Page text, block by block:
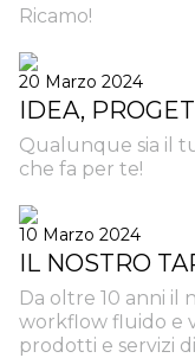
Ricamo!
20 Marzo 2024
IDEA,
Qualunque sia il
che fa per te!
10 Marzo 2024
IL NOSTRO
Da oltre 10 anni il
workflow fluido e
prodotti e servizi